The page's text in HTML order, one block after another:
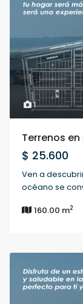
1
Terrenos
$ 25.600
Ven a
océano se
160.00 m2